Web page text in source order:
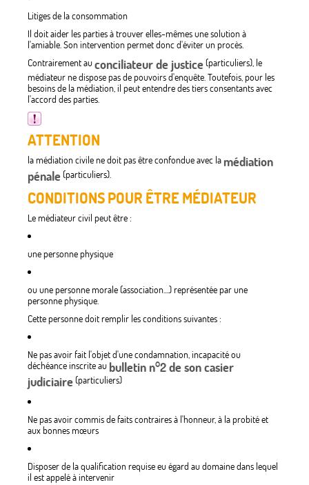
Litiges de la consommation
Il doit aider les parties à trouver elles-mêmes une solution à
l'amiable. Son intervention permet donc d'éviter un procès.
Contrairement auconciliateur de justice(particuliers), le
médiateur ne dispose pas de pouvoirs d'enquête. Toutefois, pour les
besoins de la médiation, il peut entendre des tiers consentants avec
l'accord des parties.
ATTENTION
la médiation civile ne doit pas être confondue avec la médiation
pénale(particuliers).
CONDITIONS POUR ÊTRE MÉDIATEUR
Le médiateur civil peut être :
une personne physique
ou une personne morale (association....) représentée par une
personne physique.
Cette personne doit remplir les conditions suivantes :
Ne pas avoir fait l'objet d'une condamnation, incapacité ou
déchéance inscrite au bulletin n°2 de son casier
judiciaire(particuliers)
Ne pas avoir commis de faits contraires à l'honneur, à la probité et
aux bonnes mœurs
Disposer de la qualification requise eu égard au domaine dans lequel
il est appelé à intervenir